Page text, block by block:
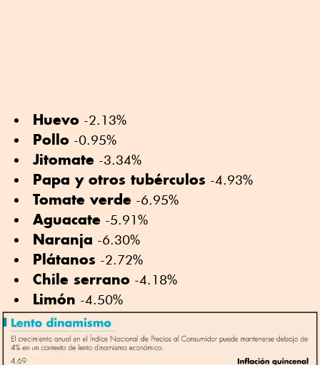
Huevo -2.13%
Pollo -0.95%
Jitomate -3.34%
Papa y otros tubérculos -4.93%
Tomate verde -6.95%
Aguacate -5.91%
Naranja -6.30%
Plátanos -2.72%
Chile serrano -4.18%
Limón -4.50%